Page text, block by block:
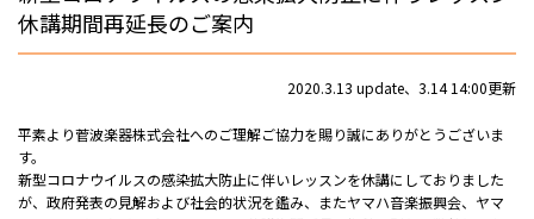
休講期間再延長のご案内
2020.3.13 update、3.14 14:00更新
平素より菅波楽器株式会社へのご理解ご協力を賜り誠にありがとうございま
す。
新型コロナウイルスの感染拡大防止に伴いレッスンを休講にしておりました
が、政府発表の見解および社会的状況を鑑み、またヤマハ音楽振興会、ヤマ